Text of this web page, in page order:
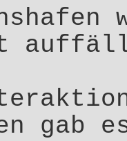
gab